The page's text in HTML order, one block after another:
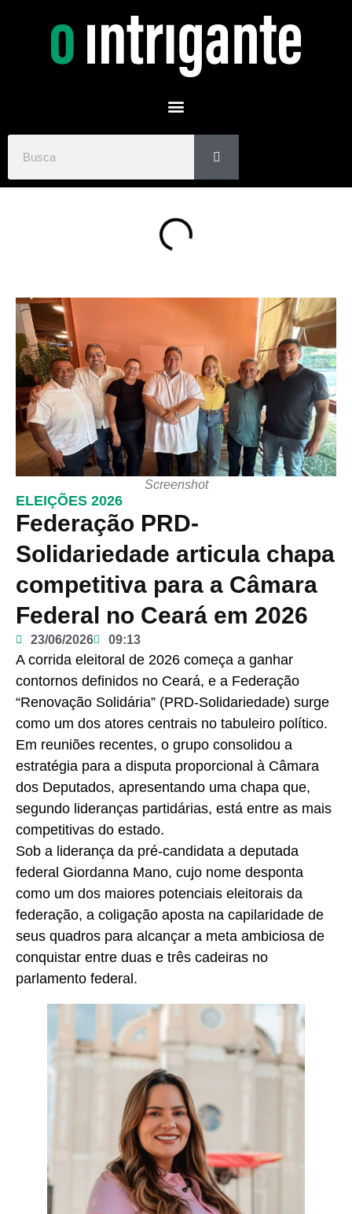
Screenshot
ELEIÇÕES 2026
Federação PRD-
Solidariedade articula chapa
competitiva para a Câmara
Federal no Ceará em 2026
23/06/2026 09:13
A corrida eleitoral de 2026 começa a ganhar
contornos definidos no Ceará, e a Federação
“Renovação Solidária” (PRD-Solidariedade) surge
como um dos atores centrais no tabuleiro político.
Em reuniões recentes, o grupo consolidou a
estratégia para a disputa proporcional à Câmara
dos Deputados, apresentando uma chapa que,
segundo lideranças partidárias, está entre as mais
competitivas do estado.
Sob a liderança da pré-candidata a deputada
federal Giordanna Mano, cujo nome desponta
como um dos maiores potenciais eleitorais da
federação, a coligação aposta na capilaridade de
seus quadros para alcançar a meta ambiciosa de
conquistar entre duas e três cadeiras no
parlamento federal.